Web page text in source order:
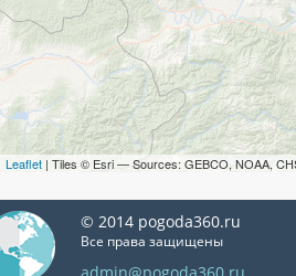
Leaflet | Tiles © Esri — Sources: GEBCO, NOAA,
© 2014 pogoda360.ru
Все права защищены